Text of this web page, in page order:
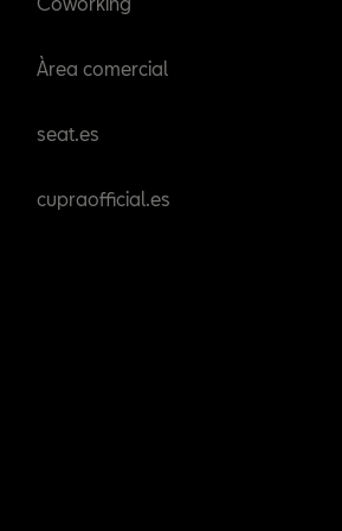
Àrea comercial
seat.es
cupraofficial.es